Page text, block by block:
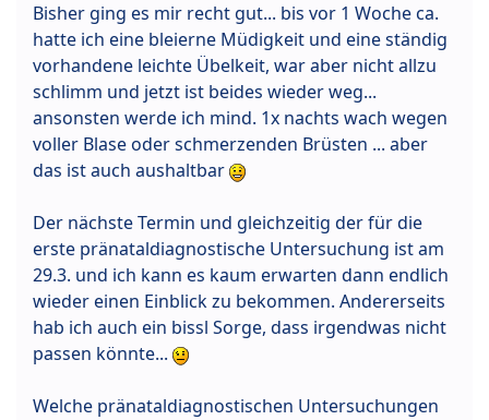
Bisher ging es mir recht gut... bis vor 1 Woche ca.
hatte ich eine bleierne Müdigkeit und eine ständig
vorhandene leichte Übelkeit, war aber nicht allzu
schlimm und jetzt ist beides wieder weg...
ansonsten werde ich mind. 1x nachts wach wegen
voller Blase oder schmerzenden Brüsten ... aber
das ist auch aushaltbar
Der nächste Termin und gleichzeitig der für die
erste pränataldiagnostische Untersuchung ist am
29.3. und ich kann es kaum erwarten dann endlich
wieder einen Einblick zu bekommen. Andererseits
hab ich auch ein bissl Sorge, dass irgendwas nicht
passen könnte...
Welche pränataldiagnostischen Untersuchungen